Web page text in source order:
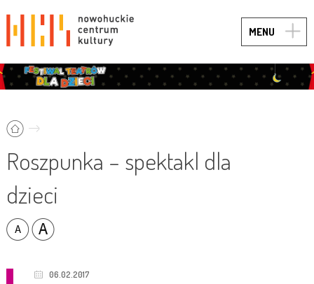
MENU
Roszpunka – spektakl dla
dzieci
06.02.2017